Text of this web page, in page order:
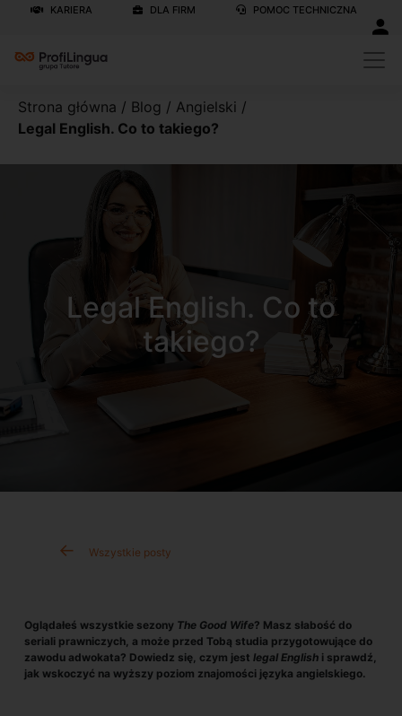
KARIERA DLA FIRM POMOC TECHNICZNA
Strona główna / Blog / Angielski /
Legal English. Co to takiego?
Legal English. Co to
takiego?
Wszystkie posty
Oglądałeś wszystkie sezony The Good Wife? Masz słabość do
seriali prawniczych, a może przed Tobą studia przygotowujące do
zawodu adwokata? Dowiedz się, czym jest legal English i sprawdź,
jak wskoczyć na wyższy poziom znajomości języka angielskiego.